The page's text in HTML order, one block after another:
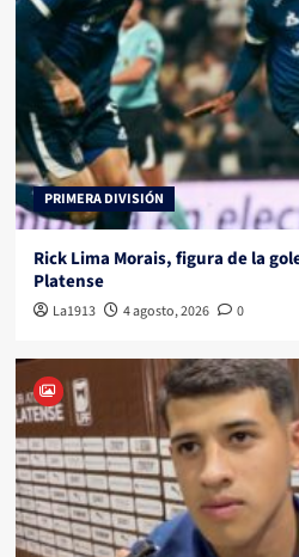
PRIMERA DIVISIÓN
Rick Lima Morais, figura de la
Platense
La1913 4 agosto, 2026 0